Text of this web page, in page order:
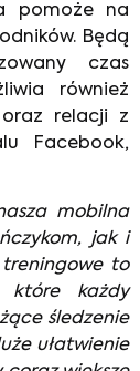
pomoże na
Będą
czas
również
relacji z
Facebook,
mobilna
jak i
to
które każdy
śledzenie
ułatwienie